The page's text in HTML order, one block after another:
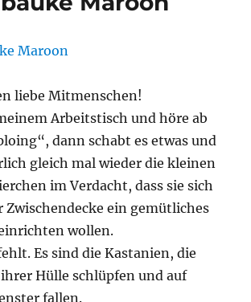
liebe Mitmenschen!
Arbeitstisch und höre ab
dann schabt es etwas und
gleich mal wieder die kleinen
im Verdacht, dass sie sich
Zwischendecke ein gemütliches
wollen.
Es sind die Kastanien, die
Hülle schlüpfen und auf
fallen.